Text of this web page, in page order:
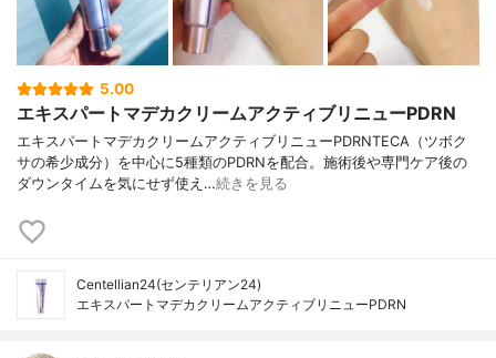
5.00
エキスパートマデカクリームアクティブリニューPDRN
エキスパートマデカクリームアクティブリニューPDRNTECA（ツボク
サの希少成分）を中心に5種類のPDRNを配合。施術後や専門ケア後の
ダウンタイムを気にせず使え…続きを見る
Centellian24(センテリアン24)
エキスパートマデカクリームアクティブリニューPDRN